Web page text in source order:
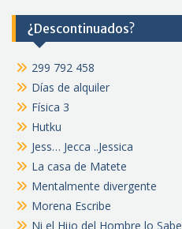
¿Descontinuados?
299 792 458
Días de alquiler
Física 3
Hutku
Jess… Jecca ..Jessica
La casa de Matete
Mentalmente divergente
Morena Escribe
Ni el Hijo del Hombre lo Sabe